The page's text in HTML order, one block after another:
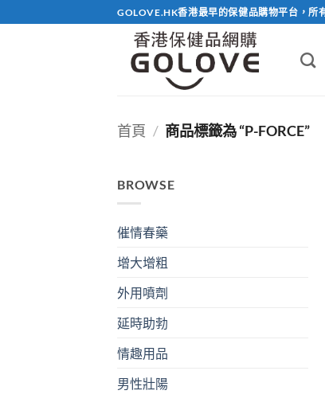
to
GOLOVE.HK香港最早的保健品購物平台，所
首頁 / 商品標籤為 “P-FORCE”
BROWSE
催情春藥
增大增粗
外用噴劑
延時助勃
情趣用品
男性壯陽